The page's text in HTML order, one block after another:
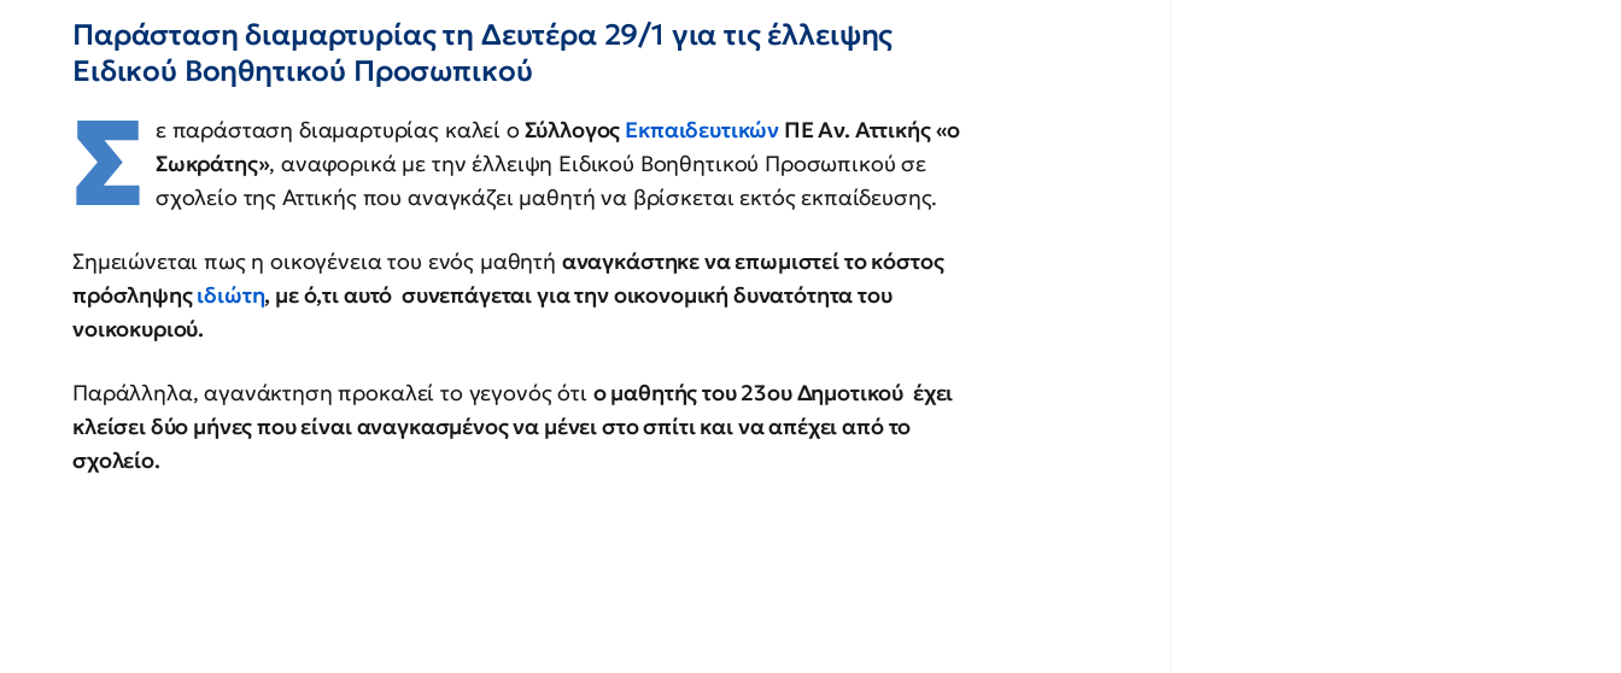
Παράσταση διαμαρτυρίας τη Δευτέρα 29/1 για τις έλλειψης
Ειδικού Βοηθητικού Προσωπικού
Σ ε παράσταση διαμαρτυρίας καλεί ο Σύλλογος Εκπαιδευτικών ΠΕ Αν. Αττικής «ο
Σωκράτης», αναφορικά με την έλλειψη Ειδικού Βοηθητικού Προσωπικού σε
σχολείο της Αττικής που αναγκάζει μαθητή να βρίσκεται εκτός εκπαίδευσης.
Σημειώνεται πως η οικογένεια του ενός μαθητή αναγκάστηκε να επωμιστεί το κόστος
πρόσληψηςιδιώτη, με ό,τι αυτό συνεπάγεται για την οικονομική δυνατότητα του
νοικοκυριού.
Παράλληλα, αγανάκτηση προκαλεί το γεγονός ότι ο μαθητής του 23ου Δημοτικού έχει
κλείσει δύο μήνες που είναι αναγκασμένος να μένει στο σπίτι και να απέχει από το
σχολείο.